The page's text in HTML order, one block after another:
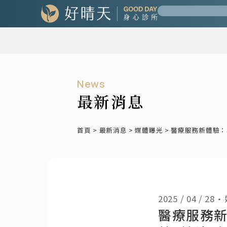
News
最新消息
首頁 > 最新消息 >媒體曝光 >醫療服務新體驗
2025 / 04 / 28 •
醫療服務